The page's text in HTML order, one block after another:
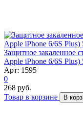
Защитное закаленное
Apple iPhone 6/6S
Арт: 1595
0
268 руб.
Товар в корзине
В